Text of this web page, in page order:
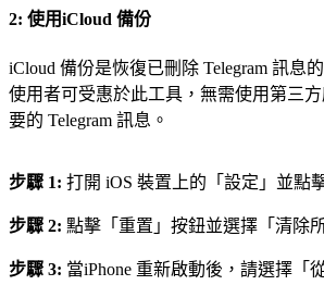
2: 使用iCloud 備份
iCloud 備份是恢復已刪除 Telegram 訊息
使用者可受惠於此工具，無需使用第三
要的 Telegram 訊息。
步驟 1: 打開 iOS 裝置上的「設定」並點
步驟 2: 點擊「重置」按鈕並選擇「清除
步驟 3: 當iPhone 重新啟動後，請選擇「